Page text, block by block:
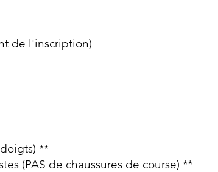
de l'inscription)
**
(PAS de chaussures de course) **